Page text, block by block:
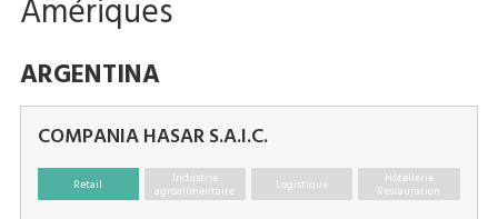
Amériques
ARGENTINA
COMPANIA HASAR S.A.I.C.
Retail Industrie
agroalimentaire Logistique Hôtellerie
Restauration